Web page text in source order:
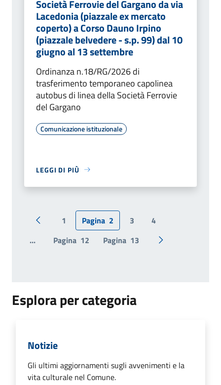
Società Ferrovie del Gargano da via
Lacedonia (piazzale ex mercato
coperto) a Corso Dauno Irpino
(piazzale belvedere - s.p. 99) dal 10
giugno al 13 settembre
Ordinanza n.18/RG/2026 di
trasferimento temporaneo capolinea
autobus di linea della Società Ferrovie
del Gargano
Comunicazione istituzionale
LEGGI DI PIÙ
Pagina precedente
1 Pagina 2 3
4
...
Pagina 12 Pagina 13 Pagina
Esplora per categoria
Notizie
Gli ultimi aggiornamenti sugli avvenimenti e la
vita culturale nel Comune.